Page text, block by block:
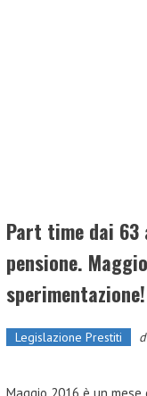
Part time dai 63
pensione.
sperimentazione!
Legislazione Prestiti